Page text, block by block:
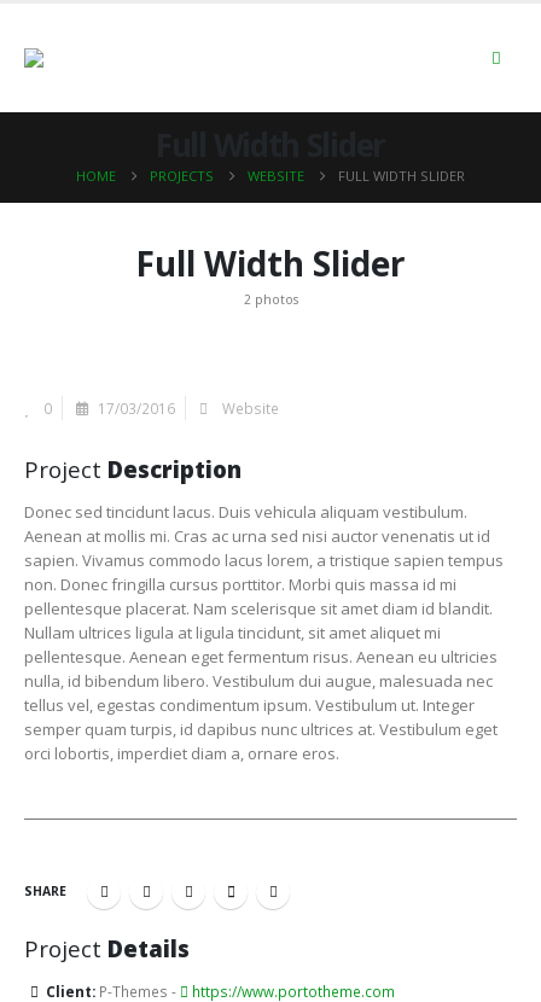
HOME PROJECTS WEBSITE FULL WIDTH SLIDER
Full Width Slider
2 photos
0 17/03/2016 Website
Project Description
Donec sed tincidunt lacus. Duis vehicula aliquam vestibulum.
Aenean at mollis mi. Cras ac urna sed nisi auctor venenatis ut id
sapien. Vivamus commodo lacus lorem, a tristique sapien tempus
non. Donec fringilla cursus porttitor. Morbi quis massa id mi
pellentesque placerat. Nam scelerisque sit amet diam id blandit.
Nullam ultrices ligula at ligula tincidunt, sit amet aliquet mi
pellentesque. Aenean eget fermentum risus. Aenean eu ultricies
nulla, id bibendum libero. Vestibulum dui augue, malesuada nec
tellus vel, egestas condimentum ipsum. Vestibulum ut. Integer
semper quam turpis, id dapibus nunc ultrices at. Vestibulum eget
orci lobortis, imperdiet diam a, ornare eros.
SHARE
Project Details
Client: P-Themes - https://www.portotheme.com